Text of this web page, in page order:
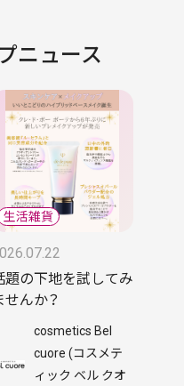
ニュース
題の下地を試してみ
せんか？
cosmetics Bel
cuore (コスメテ
ィック ベル クオ